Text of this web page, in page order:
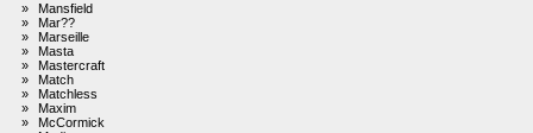
»
Mansfield
»
Mar??
»
Marseille
»
Masta
»
Mastercraft
»
Match
»
Matchless
»
Maxim
»
McCormick